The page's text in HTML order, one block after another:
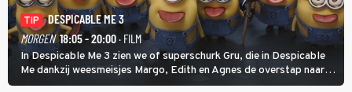
TIP
DESPICABLE ME 3
MORGEN 18:05 - 20:00· FILM
In Despicable Me 3 zien we of superschurk Gru, die in Despicable
Me dankzij weesmeisjes Margo, Edith en Agnes de overstap naar
het rechte pad maakte, ook op dat pad weet te blijven.